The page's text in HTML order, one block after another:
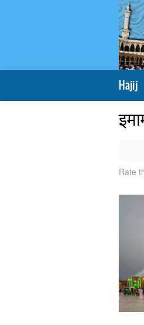
Hajij
Rate